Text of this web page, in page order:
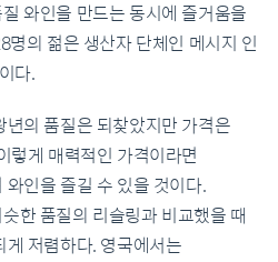
와인을 만드는 동시에 즐거움을
명의 젊은 생산자 단체인 메시지 인
다.
의 품질은 되찾았지만 가격은
렇게 매력적인 가격이라면
인을 즐길 수 있을 것이다.
한 품질의 리슬링과 비교했을 때
저렴하다. 영국에서는